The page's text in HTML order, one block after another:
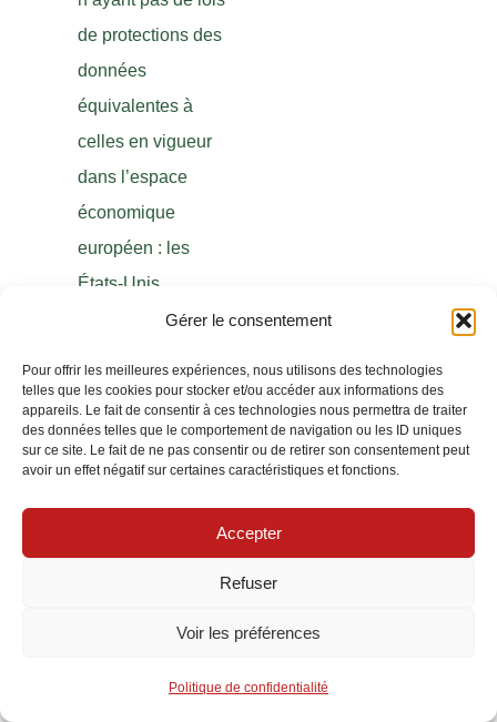
Gérer le consentement
Pour offrir les meilleures expériences, nous utilisons des technologies
telles que les cookies pour stocker et/ou accéder aux informations des
appareils. Le fait de consentir à ces technologies nous permettra de traiter
des données telles que le comportement de navigation ou les ID uniques
sur ce site. Le fait de ne pas consentir ou de retirer son consentement peut
avoir un effet négatif sur certaines caractéristiques et fonctions.
Accepter
Refuser
Voir les préférences
Politique de confidentialité
de protections des
données
équivalentes à
celles en vigueur
dans l’espace
économique
européen : les
États-Unis
d’Amérique, la
Chine et l’Inde.
Les informations
personnelles que